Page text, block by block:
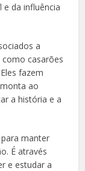
da influência
a
casarões
fazem
ao
a história e a
manter
É através
e estudar a